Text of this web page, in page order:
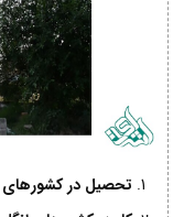
تحصیل در کشورهای